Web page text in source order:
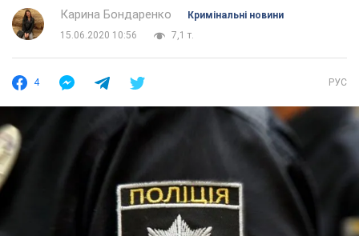
Карина Бондаренко
Кримінальні новини
15.06.2020 10:56
7,1 т.
4 РУС